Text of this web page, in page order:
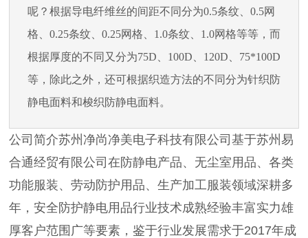
呢？根据导电纤维丝的间距不同分为0.5条纹、0.5网
格、0.25条纹、0.25网格、1.0条纹、1.0网格等等，而
根据厚度的不同又分为75D、100D、120D、75*100D
等，除此之外，还可根据织造方法的不同分为针织防
静电面料和梭织防静电面料。
公司简介苏州净尚净美电子科技有限公司基于苏州易
合通经贸有限公司在防静电产品、无尘室用品、各类
功能服装、劳动防护用品、生产加工服装领域深耕多
年，安全防护静电用品行业技术成熟经验丰富实力雄
厚客户范围广等要素，鉴于行业发展需求于2017年成